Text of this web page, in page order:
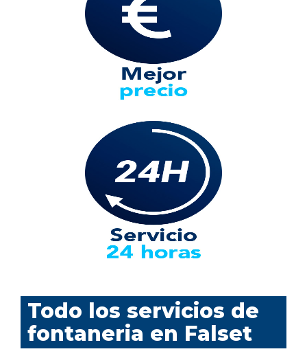
Todo los servicios de
fontaneria en Falset